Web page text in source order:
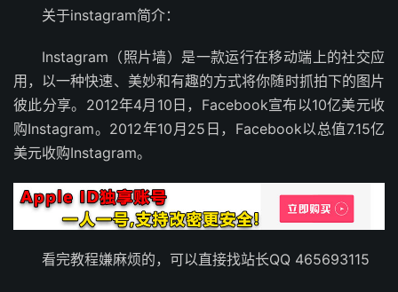
关于instagram简介：
Instagram（照片墙）是一款运行在移动端上的社交应
用，以一种快速、美妙和有趣的方式将你随时抓拍下的图片
彼此分享。2012年4月10日，Facebook宣布以10亿美元收
购Instagram。2012年10月25日，Facebook以总值7.15亿
美元收购Instagram。
看完教程嫌麻烦的，可以直接找站长QQ 465693115